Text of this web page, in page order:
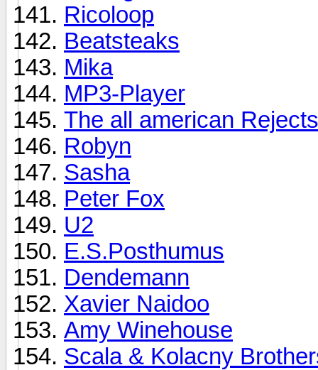
Ricoloop
Beatsteaks
Mika
MP3-Player
The all american Rejects
Robyn
Sasha
Peter Fox
U2
E.S.Posthumus
Dendemann
Xavier Naidoo
Amy Winehouse
Scala & Kolacny